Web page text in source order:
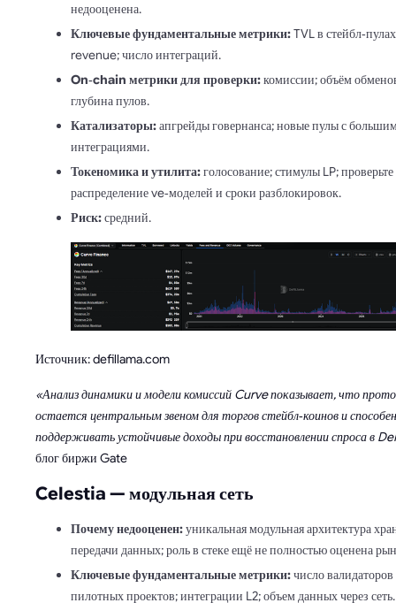
недооценена.
Ключевые фундаментальные метрики:TVL в
revenue; число интеграций.
On‑chain метрики для проверки:комиссии; объём
глубина пулов.
Катализаторы:апгрейды говернанса; новые пулы с
интеграциями.
Токеномика и утилита:голосование; стимулы LP; проверьте
распределение ve‑моделей и сроки разблокировок.
Риск:средний.
Источник: defillama.com
«Анализ динамики и модели комиссий Curve показывает, что
остается центральным звеном для торгов стейбл‑коинов и способен
поддерживать устойчивые доходы при восстановлении спроса в
блог биржи Gate
Celestia — модульная сеть
Почему недооценен:уникальная модульная архитектура
передачи данных; роль в стеке ещё не полностью оценена
Ключевые фундаментальные метрики:число
пилотных проектов; интеграции L2; объем данных через сеть.